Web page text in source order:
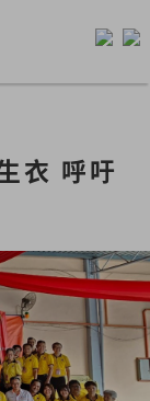
衣 呼吁